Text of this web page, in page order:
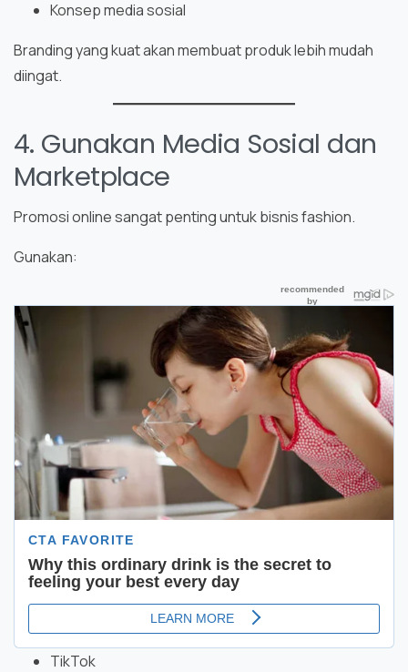
Konsep media sosial
Branding yang kuat akan membuat produk lebih mudah
diingat.
4. Gunakan Media Sosial dan
Marketplace
Promosi online sangat penting untuk bisnis fashion.
Gunakan:
TikTok